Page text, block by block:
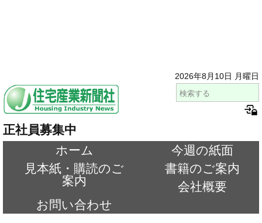
2026年8月10日 月曜日
正社員募集中
ホーム
今週の紙面
見本紙・購読のご
案内
書籍のご案内
会社概要
お問い合わせ